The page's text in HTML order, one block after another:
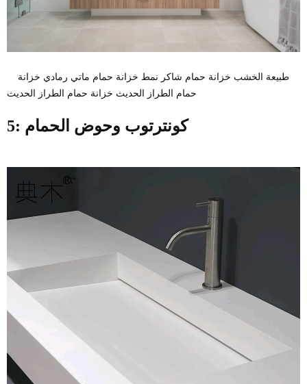
حمام الطراز الحديث خزانة حمام الطراز الحديث
5: كونترتوب وحوض الحمام